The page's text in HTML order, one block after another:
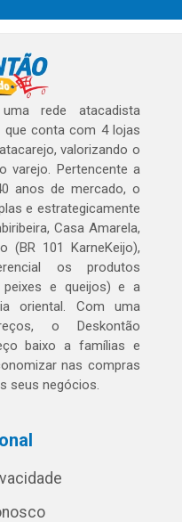
rede atacadista
que conta com 4 lojas
valorizando o
varejo. Pertencente a
anos de mercado, o
e estrategicamente
Casa Amarela,
(BR 101 KarneKeijo),
os produtos
peixes e queijos) e a
oriental. Com uma
o Deskontão
baixo a famílias e
nas compras
seus negócios.